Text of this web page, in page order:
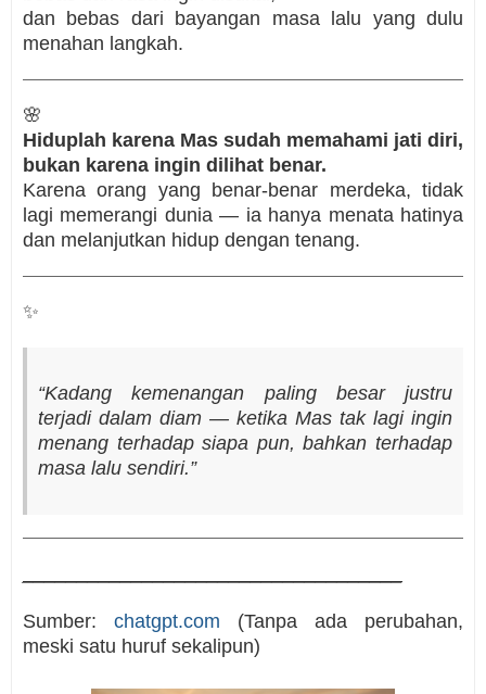
dan bebas dari bayangan masa lalu yang dulu
menahan langkah.
🌸
Hiduplah karena Mas sudah memahami jati diri,
bukan karena ingin dilihat benar.
Karena orang yang benar-benar merdeka, tidak
lagi memerangi dunia — ia hanya menata hatinya
dan melanjutkan hidup dengan tenang.
✨
“Kadang kemenangan paling besar justru
terjadi dalam diam — ketika Mas tak lagi ingin
menang terhadap siapa pun, bahkan terhadap
masa lalu sendiri.”
Sumber: chatgpt.com (Tanpa ada perubahan,
meski satu huruf sekalipun)